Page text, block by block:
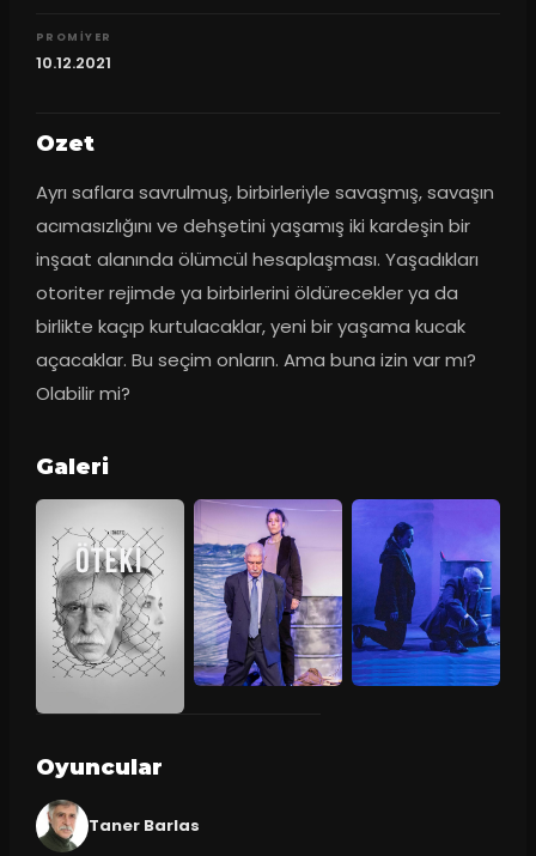
PROMIYER
10.12.2021
Ozet
Ayrı saflara savrulmuş, birbirleriyle savaşmış, savaşın
acımasızlığını ve dehşetini yaşamış iki kardeşin bir
inşaat alanında ölümcül hesaplaşması. Yaşadıkları
otoriter rejimde ya birbirlerini öldürecekler ya da
birlikte kaçıp kurtulacaklar, yeni bir yaşama kucak
açacaklar. Bu seçim onların. Ama buna izin var mı?
Olabilir mi?
Galeri
Oyuncular
Taner Barlas